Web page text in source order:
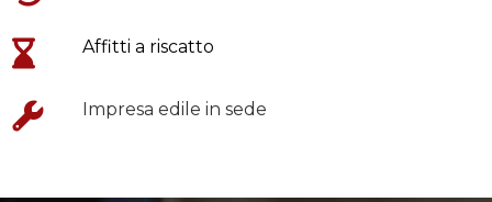
Affitti a riscatto
Impresa edile in sede